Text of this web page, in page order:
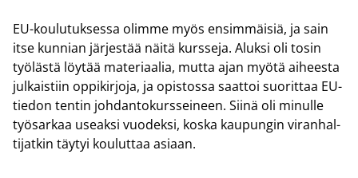
EU-​koulutuksessa olim­me myös en­sim­mäi­siä, ja sain
itse kun­nian jär­jes­tää näitä kurs­se­ja. Aluk­si oli tosin
työ­läs­tä löy­tää ma­te­ri­aa­lia, mutta ajan myötä ai­hees­ta
jul­kais­tiin op­pi­kir­jo­ja, ja opis­tos­sa saat­toi suo­rit­taa EU-​
tiedon ten­tin joh­dan­to­kurs­sei­neen. Siinä oli mi­nul­le
työ­sar­kaa useak­si vuo­dek­si, koska kau­pun­gin vi­ran­hal­
ti­jat­kin täy­tyi kou­lut­taa asi­aan.